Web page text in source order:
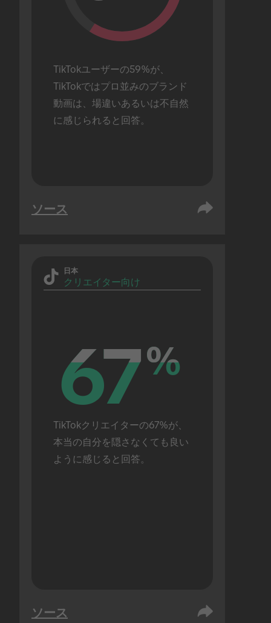
TikTokユーザーの59%が、
TikTokではプロ並みのブランド
動画は、場違いあるいは不自然
に感じられると回答。
ソース
日本
クリエイター向け
67%
67%
TikTokクリエイターの67%が、
本当の自分を隠さなくても良い
ように感じると回答。
ソース